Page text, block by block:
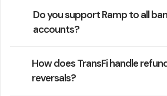
Do you support Ramp to all
accounts?
How does TransFi handle
reversals?